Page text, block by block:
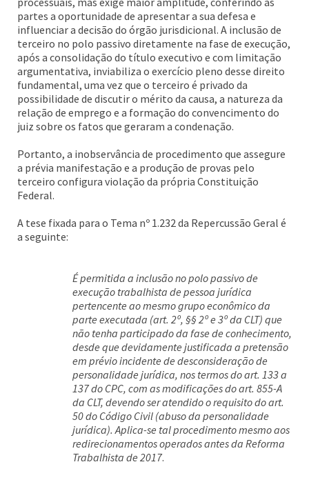
partes a oportunidade de apresentar a sua defesa e
influenciar a decisão do órgão jurisdicional. A inclusão de
terceiro no polo passivo diretamente na fase de execução,
após a consolidação do título executivo e com limitação
argumentativa, inviabiliza o exercício pleno desse direito
fundamental, uma vez que o terceiro é privado da
possibilidade de discutir o mérito da causa, a natureza da
relação de emprego e a formação do convencimento do
juiz sobre os fatos que geraram a condenação.
Portanto, a inobservância de procedimento que assegure
a prévia manifestação e a produção de provas pelo
terceiro configura violação da própria Constituição
Federal.
A tese fixada para o Tema nº 1.232 da Repercussão Geral é
a seguinte:
É permitida a inclusão no polo passivo de
execução trabalhista de pessoa jurídica
pertencente ao mesmo grupo econômico da
parte executada (art. 2º, §§ 2º e 3º da CLT) que
não tenha participado da fase de conhecimento,
desde que devidamente justificada a pretensão
em prévio incidente de desconsideração de
personalidade jurídica, nos termos do art. 133 a
137 do CPC, com as modificações do art. 855-A
da CLT, devendo ser atendido o requisito do art.
50 do Código Civil (abuso da personalidade
jurídica). Aplica-se tal procedimento mesmo aos
redirecionamentos operados antes da Reforma
Trabalhista de 2017.